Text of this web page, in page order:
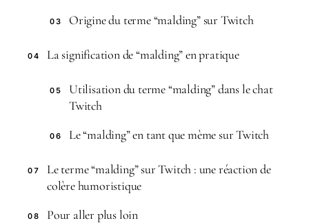
03 Origine du terme “malding” sur Twitch
04 La signification de “malding” en pratique
05
Utilisation du terme “malding” dans le chat
Twitch
06 Le “malding” en tant que mème sur Twitch
07
Le terme “malding” sur Twitch : une réaction de
colère humoristique
08 Pour aller plus loin